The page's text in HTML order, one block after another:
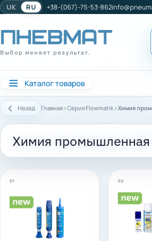
UK RU +38-(067)-75-53-862
Выбор меняет результат.
Каталог товаров
Назад Главная ›Серия Flowmatik ›Химия
Химия
01 02